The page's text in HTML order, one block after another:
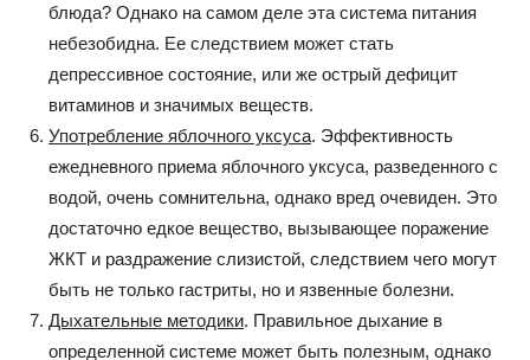
блюда? Однако на самом деле эта система питания
небезобидна. Ее следствием может стать
депрессивное состояние, или же острый дефицит
витаминов и значимых веществ.
Употребление яблочного уксуса. Эффективность
ежедневного приема яблочного уксуса, разведенного с
водой, очень сомнительна, однако вред очевиден. Это
достаточно едкое вещество, вызывающее поражение
ЖКТ и раздражение слизистой, следствием чего могут
быть не только гастриты, но и язвенные болезни.
Дыхательные методики. Правильное дыхание в
определенной системе может быть полезным, однако